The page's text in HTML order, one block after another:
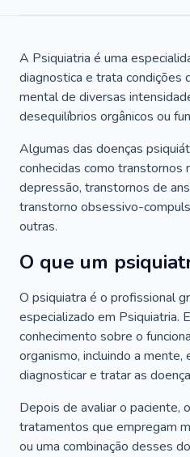
A Psiquiatria é uma
diagnostica e trata condições
mental de diversas
desequilíbrios orgânicos ou
Algumas das doenças
conhecidas como transtornos
depressão, transtornos de
transtorno obsessivo-
outras.
O que um
O psiquiatra é o profissional
especializado em Psiquiatria.
conhecimento sobre o
organismo, incluindo a
diagnosticar e tratar as
Depois de avaliar o paciente,
tratamentos que empregam
ou uma combinação desses